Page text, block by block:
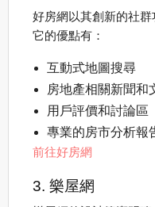
好房網以其創新的社群
它的優點有：
互動式地圖搜尋
房地產相關新聞和
用戶評價和討論區
專業的房市分析報
前往好房網
3. 樂屋網